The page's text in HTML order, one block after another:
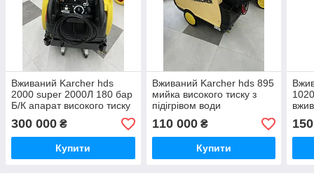
Вживаний Karcher hds
2000 super 2000Л 180 бар
Б/К апарат високого тиску
з підігрівом води вживаний
300 000 ₴
Купити
Вживаний Karcher hds 895
мийка високого тиску з
підігрівом води
110 000₴
Купити